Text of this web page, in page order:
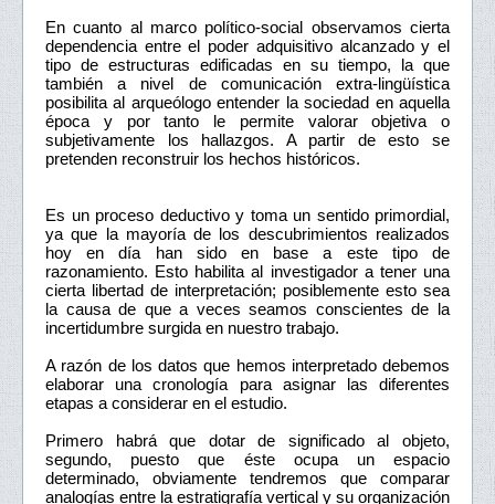
En cuanto al marco político-social observamos cierta
dependencia entre el poder adquisitivo alcanzado y el
tipo de estructuras edificadas en su tiempo, la que
también a nivel de comunicación extra-lingüística
posibilita al arqueólogo entender la sociedad en aquella
época y por tanto le permite valorar objetiva o
subjetivamente los hallazgos. A partir de esto se
pretenden reconstruir los hechos históricos.
Es un proceso deductivo y toma un sentido primordial,
ya que la mayoría de los descubrimientos realizados
hoy en día han sido en base a este tipo de
razonamiento. Esto habilita al investigador a tener una
cierta libertad de interpretación; posiblemente esto sea
la causa de que a veces seamos conscientes de la
incertidumbre surgida en nuestro trabajo.
A razón de los datos que hemos interpretado debemos
elaborar una cronología para asignar las diferentes
etapas a considerar en el estudio.
Primero habrá que dotar de significado al objeto,
segundo, puesto que éste ocupa un espacio
determinado, obviamente tendremos que comparar
analogías entre la estratigrafía vertical y su organización